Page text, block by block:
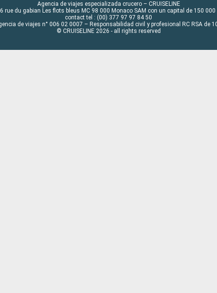
Agencia de viajes especializada crucero – CRUISELINE
rue du gabian Les flots bleus MC 98 000 Monaco SAM con un capital de 150 000
contact tel : (00) 377 97 97 84 50
de viajes n° 006 02 0007 – Responsabilidad civil y profesional RC RSA de
© CRUISELINE 2026 - all rights reserved